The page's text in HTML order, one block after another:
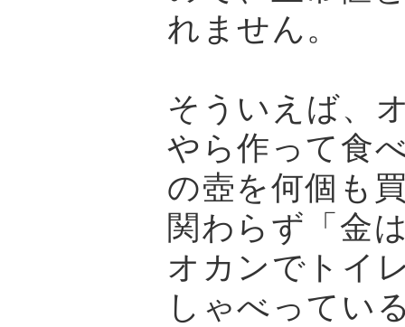
れません。
そういえば、
やら作って食
の壺を何個も
関わらず「金
オカンでトイ
しゃべってい